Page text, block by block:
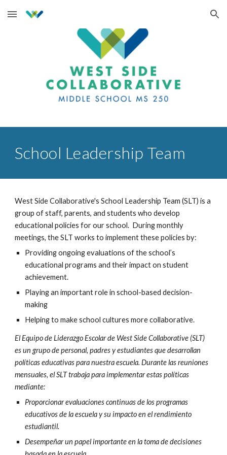
Skip to main content Skip to navigation
School Leadership Team
West Side Collaborative's School Leadership Team (SLT) is a
group of staff, parents, and students who develop
educational policies for our school.  During monthly
meetings, the SLT works to implement these policies by:
Providing ongoing evaluations of the school’s
educational programs and their impact on student
achievement.
Playing an important role in school-based decision-
making
Helping to make school cultures more collaborative.
El Equipo de Liderazgo Escolar de West Side Collaborative (SLT)
es un grupo de personal, padres y estudiantes que desarrollan
políticas educativas para nuestra escuela. Durante las reuniones
mensuales, el SLT trabaja para implementar estas políticas
mediante:
Proporcionar evaluaciones continuas de los programas
educativos de la escuela y su impacto en el rendimiento
estudiantil.
Desempeñar un papel importante en la toma de decisiones